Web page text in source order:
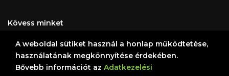
Kövess minket
A weboldal sütiket használ a honlap működtetése,
használatának megkönnyítése érdekében.
Bővebb információt az Adatkezelési